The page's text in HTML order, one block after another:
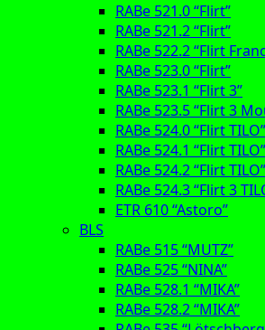
RABe 521.0 “Flirt”
RABe 521.2 “Flirt”
RABe 522.2 “Flirt
RABe 523.0 “Flirt”
RABe 523.1 “Flirt 3”
RABe 523.5 “Flirt 3
RABe 524.0 “Flirt TILO”
RABe 524.1 “Flirt TILO”
RABe 524.2 “Flirt TILO”
RABe 524.3 “Flirt 3
ETR 610 “Astoro”
BLS
RABe 515 “MUTZ”
RABe 525 “NINA”
RABe 528.1 “MIKA”
RABe 528.2 “MIKA”